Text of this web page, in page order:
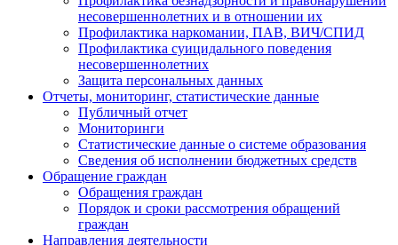
несовершеннолетних и в отношении их
Профилактика наркомании, ПАВ, ВИЧ/СПИД
Профилактика суицидального поведения
несовершеннолетних
Защита персональных данных
Отчеты, мониторинг, статистические данные
Публичный отчет
Мониторинги
Статистические данные о системе образования
Сведения об исполнении бюджетных средств
Обращение граждан
Обращения граждан
Порядок и сроки рассмотрения обращений
граждан
Направления деятельности